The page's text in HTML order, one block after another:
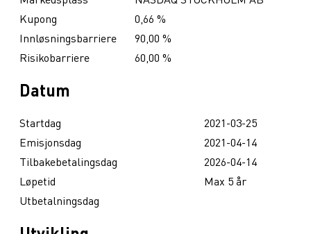
Kupong
0,66 %
Innløsningsbarriere
90,00 %
Risikobarriere
60,00 %
Datum
Startdag
2021-03-25
Emisjonsdag
2021-04-14
Tilbakebetalingsdag
2026-04-14
Løpetid
Max 5 år
Utbetalningsdag